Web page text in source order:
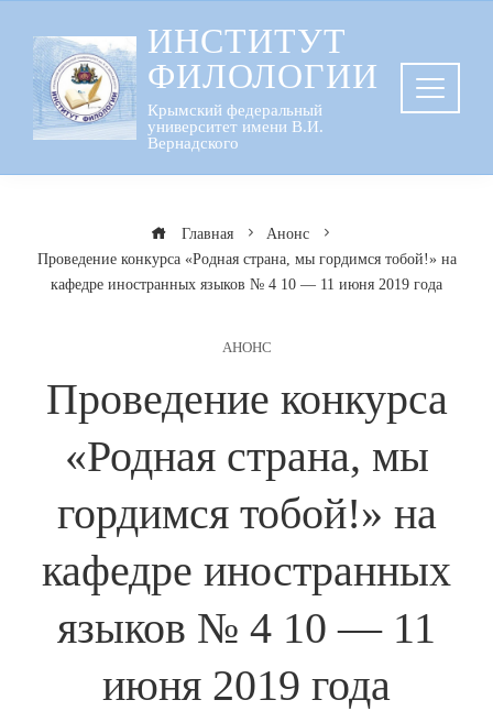
содержанию
ИНСТИТУТ
ФИЛОЛОГИИ
Крымский федеральный
университет имени В.И.
Вернадского
Главная
Анонс
Проведение конкурса «Родная страна, мы гордимся тобой!» на
кафедре иностранных языков № 4 10 — 11 июня 2019 года
АНОНС
Проведение конкурса
«Родная страна, мы
гордимся тобой!» на
кафедре иностранных
языков № 4 10 — 11
июня 2019 года